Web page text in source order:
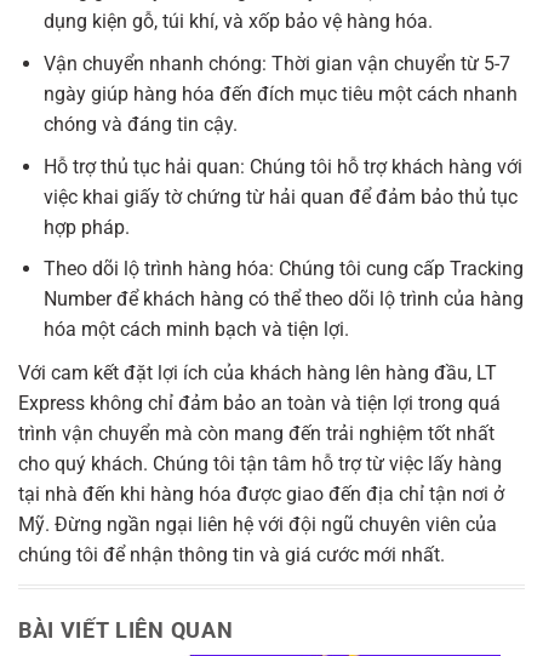
dụng kiện gỗ, túi khí, và xốp bảo vệ hàng hóa.
Vận chuyển nhanh chóng: Thời gian vận chuyển từ 5-7
ngày giúp hàng hóa đến đích mục tiêu một cách nhanh
chóng và đáng tin cậy.
Hỗ trợ thủ tục hải quan: Chúng tôi hỗ trợ khách hàng với
việc khai giấy tờ chứng từ hải quan để đảm bảo thủ tục
hợp pháp.
Theo dõi lộ trình hàng hóa: Chúng tôi cung cấp Tracking
Number để khách hàng có thể theo dõi lộ trình của hàng
hóa một cách minh bạch và tiện lợi.
Với cam kết đặt lợi ích của khách hàng lên hàng đầu, LT
Express không chỉ đảm bảo an toàn và tiện lợi trong quá
trình vận chuyển mà còn mang đến trải nghiệm tốt nhất
cho quý khách. Chúng tôi tận tâm hỗ trợ từ việc lấy hàng
tại nhà đến khi hàng hóa được giao đến địa chỉ tận nơi ở
Mỹ. Đừng ngần ngại liên hệ với đội ngũ chuyên viên của
chúng tôi để nhận thông tin và giá cước mới nhất.
BÀI VIẾT LIÊN QUAN